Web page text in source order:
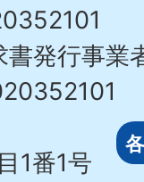
書発行事業
1番1号